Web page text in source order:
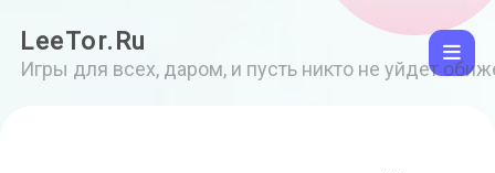
LeeTor.Ru
Игры для всех, даром, и пусть никто не уйдет